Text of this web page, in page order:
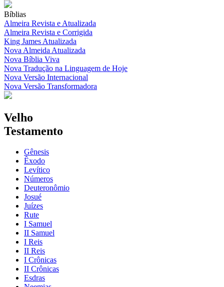
Bíblias
Almeira Revista e Atualizada
Almeira Revista e Corrigida
King James Atualizada
Nova Almeida Atualizada
Nova Bíblia Viva
Nova Tradução na Linguagem de Hoje
Nova Versão Internacional
Nova Versão Transformadora
Velho
Testamento
Gênesis
Êxodo
Levítico
Números
Deuteronômio
Josué
Juízes
Rute
I Samuel
II Samuel
I Reis
II Reis
I Crônicas
II Crônicas
Esdras